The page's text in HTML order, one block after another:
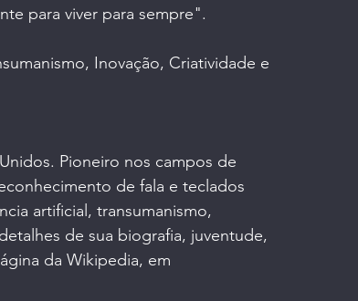
para viver para sempre".
Inovação, Criatividade e
Pioneiro nos campos de
de fala e teclados
artificial, transumanismo,
de sua biografia, juventude,
da Wikipedia, em